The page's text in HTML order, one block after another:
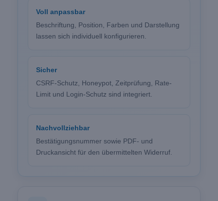
Voll anpassbar
Beschriftung, Position, Farben und Darstellung
lassen sich individuell konfigurieren.
Sicher
CSRF-Schutz, Honeypot, Zeitprüfung, Rate-
Limit und Login-Schutz sind integriert.
Nachvollziehbar
Bestätigungsnummer sowie PDF- und
Druckansicht für den übermittelten Widerruf.